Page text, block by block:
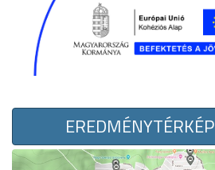
EREDMÉNYTÉRKÉP